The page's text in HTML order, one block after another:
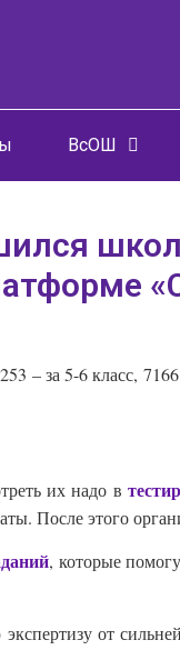
ВсОШ
– за 5-6 класс,
их надо в
После этого
, которые
от
нам